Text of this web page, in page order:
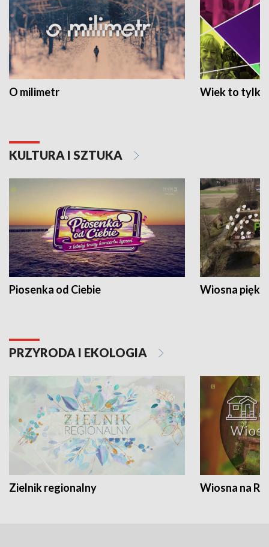
O milimetr Wiek to tylko
KULTURA I SZTUKA
Piosenka od Ciebie Wiosna
PRZYRODA I EKOLOGIA
Zielnik regionalny Wiosna na